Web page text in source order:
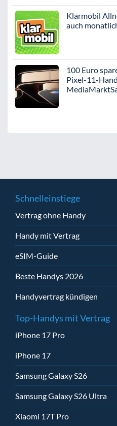
Klarmobil
auch
100 Euro
Pixel-11-
Schnelleinstiege
Vertrag ohne Handy
Handy mit Vertrag
eSIM-Guide
Beste Handys 2026
Handyvertrag kündigen
Top-Handys mit Vertrag
iPhone 17 Pro
iPhone 17
Samsung Galaxy S26
Samsung Galaxy S26 Ultra
Xiaomi 17T Pro